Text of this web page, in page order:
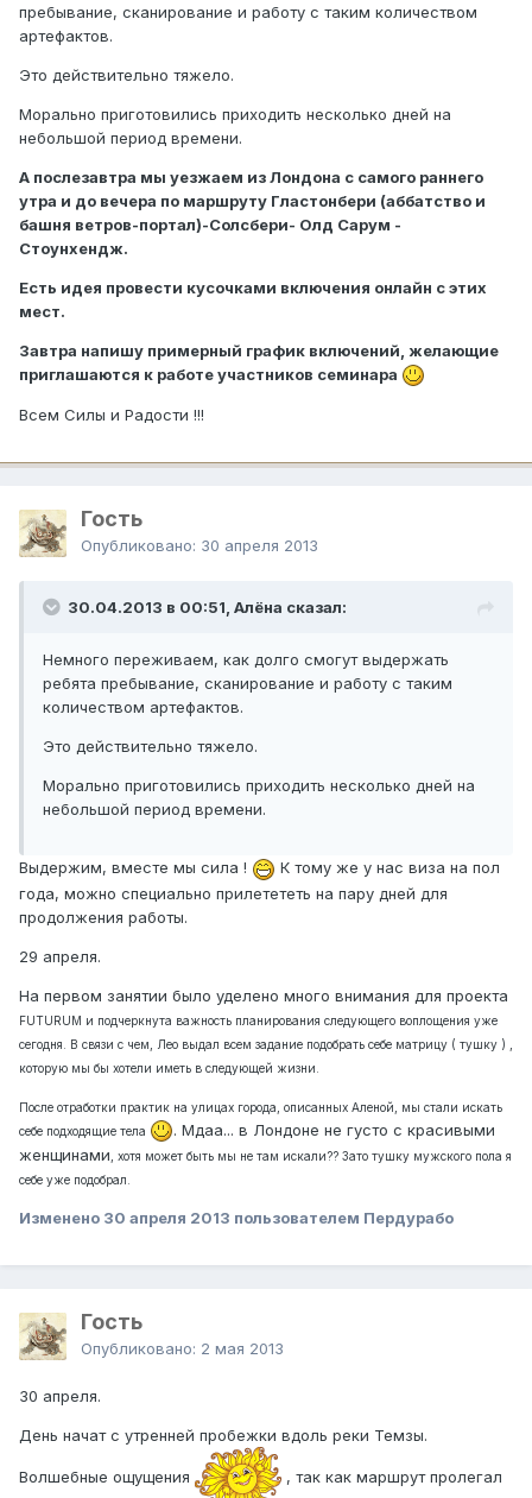
пребывание, сканирование и работу с таким количеством
артефактов.
Это действительно тяжело.
Морально приготовились приходить несколько дней на
небольшой период времени.
А послезавтра мы уезжаем из Лондона с самого раннего
утра и до вечера по маршруту Гластонбери (аббатство и
башня ветров-портал)-Солсбери- Олд Сарум -
Стоунхендж.
Есть идея провести кусочками включения онлайн с этих
мест.
Завтра напишу примерный график включений, желающие
приглашаются к работе участников семинара
Всем Силы и Радости !!!
Гость
Опубликовано: 30 апреля 2013
30.04.2013 в 00:51, Алёна сказал:
Немного переживаем, как долго смогут выдержать
ребята пребывание, сканирование и работу с таким
количеством артефактов.
Это действительно тяжело.
Морально приготовились приходить несколько дней на
небольшой период времени.
Выдержим, вместе мы сила !
К тому же у нас виза на пол
года, можно специально прилетететь на пару дней для
продолжения работы.
29 апреля.
На первом занятии было уделено много внимания для проекта
FUTURUM и подчеркнута важность планирования следующего воплощения уже
сегодня. В связи с чем, Лео выдал всем задание подобрать себе матрицу ( тушку ) ,
которую мы бы хотели иметь в следующей жизни.
После отработки практик на улицах города, описанных Аленой, мы стали искать
себе подходящие тела
. Мдаа... в Лондоне не густо с красивыми
женщинами , хотя может быть мы не там искали?? Зато тушку мужского пола я
себе уже подобрал.
Изменено 30 апреля 2013 пользователем Пердурабо
Гость
Опубликовано: 2 мая 2013
30 апреля.
День начат с утренней пробежки вдоль реки Темзы.
Волшебные ощущения , так как маршрут пролегал